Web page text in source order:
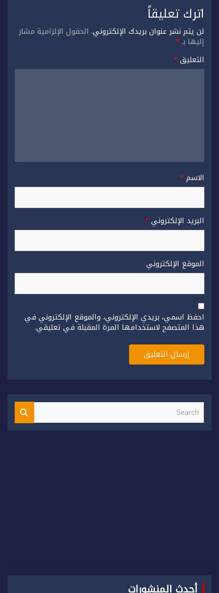
اترك تعليقاً
لن يتم نشر عنوان بريدك الإلكتروني. الحقول الإلزامية مشار
إليها بـ*
التعليق*
الاسم*
البريد الإلكتروني*
الموقع الإلكتروني
احفظ اسمي، بريدي الإلكتروني، والموقع الإلكتروني في
هذا المتصفح لاستخدامها المرة المقبلة في تعليقي.
S
a
أحدث المنشورات